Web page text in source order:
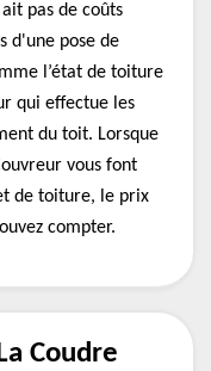
pas de coûts
d'une pose de
l’état de toiture
qui effectue les
du toit. Lorsque
vous font
de toiture, le prix
compter.
Coudre